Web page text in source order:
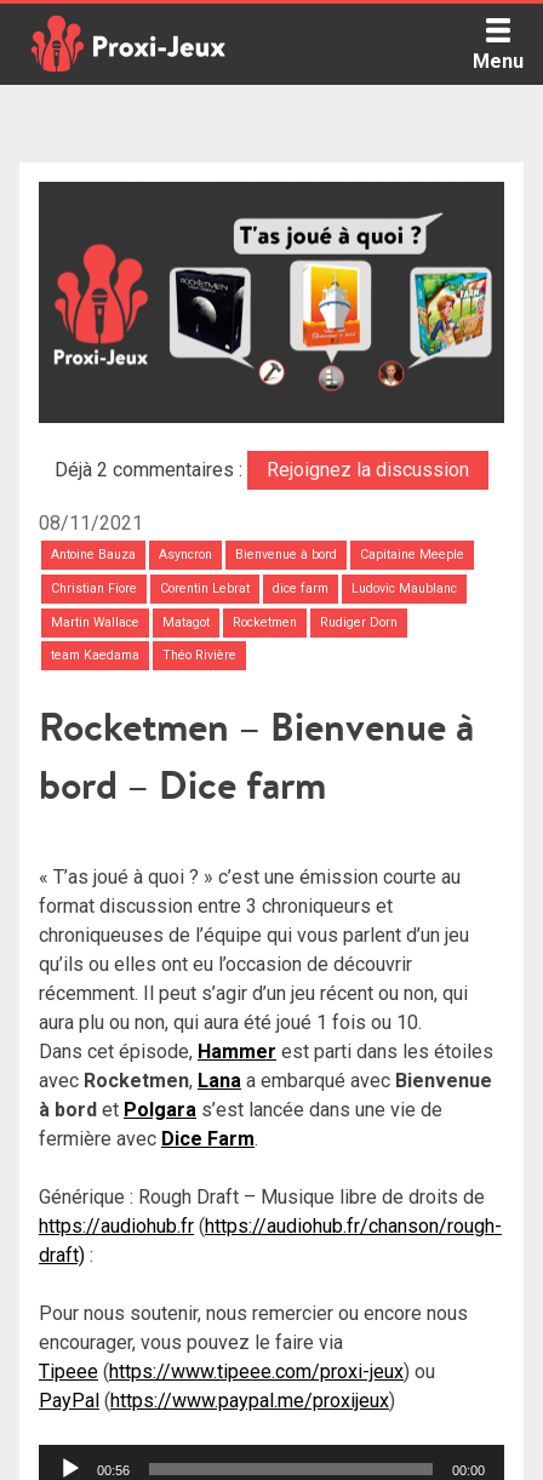
content
Menu
Déjà 2 commentaires : Rejoignez la discussion
08/11/2021
Antoine Bauza Asyncron Bienvenue à bord Capitaine Meeple
Christian Fiore Corentin Lebrat dice farm Ludovic Maublanc
Martin Wallace Matagot Rocketmen Rudiger Dorn
team Kaedama Théo Rivière
Rocketmen – Bienvenue à
bord – Dice farm
« T’as joué à quoi ? » c’est une émission courte au
format discussion entre 3 chroniqueurs et
chroniqueuses de l’équipe qui vous parlent d’un jeu
qu’ils ou elles ont eu l’occasion de découvrir
récemment. Il peut s’agir d’un jeu récent ou non, qui
aura plu ou non, qui aura été joué 1 fois ou 10.
Dans cet épisode, Hammer est parti dans les étoiles
avec Rocketmen, Lana a embarqué avec Bienvenue
à bord et Polgara s’est lancée dans une vie de
fermière avec Dice Farm.
Générique : Rough Draft – Musique libre de droits de
https://audiohub.fr (https://audiohub.fr/chanson/rough-
draft) :
Pour nous soutenir, nous remercier ou encore nous
encourager, vous pouvez le faire via
Tipeee (https://www.tipeee.com/proxi-jeux) ou
PayPal (https://www.paypal.me/proxijeux)
Lecteur
00:56 00:00